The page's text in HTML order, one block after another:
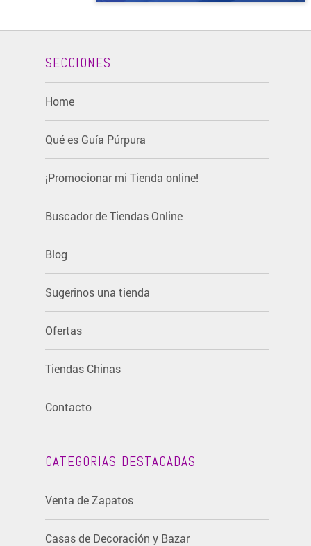
SECCIONES
Home
Qué es Guía Púrpura
¡Promocionar mi Tienda online!
Buscador de Tiendas Online
Blog
Sugerinos una tienda
Ofertas
Tiendas Chinas
Contacto
CATEGORIAS DESTACADAS
Venta de Zapatos
Casas de Decoración y Bazar